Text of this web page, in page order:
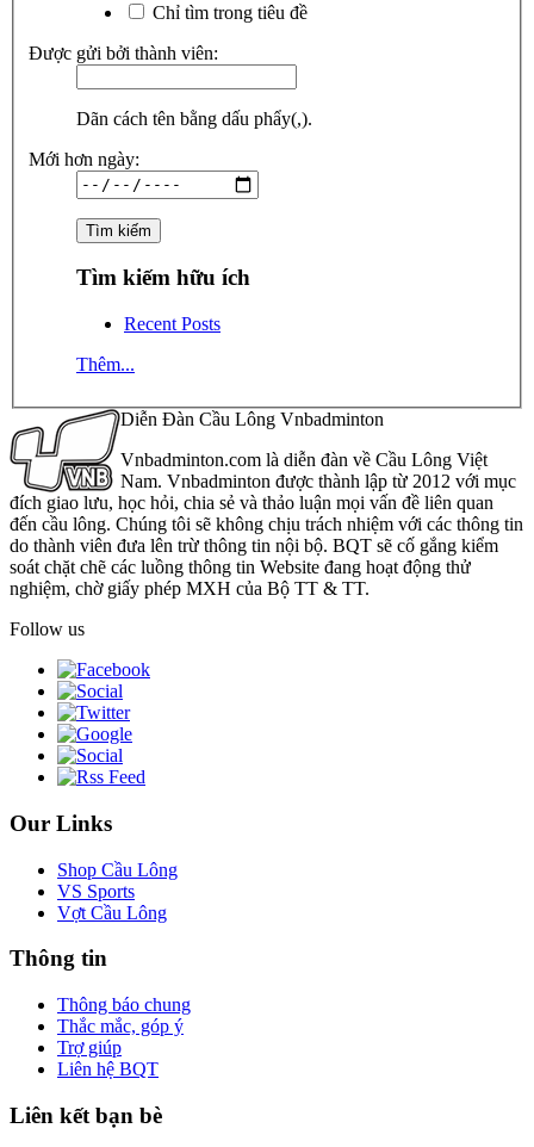
Chỉ tìm trong tiêu đề
Được gửi bởi thành viên:
Dãn cách tên bằng dấu phẩy(,).
Mới hơn ngày:
Tìm kiếm hữu ích
Recent Posts
Thêm...
Diễn Đàn Cầu Lông Vnbadminton
Vnbadminton.com là diễn đàn về Cầu Lông Việt
Nam. Vnbadminton được thành lập từ 2012 với mục
đích giao lưu, học hỏi, chia sẻ và thảo luận mọi vấn đề liên quan
đến cầu lông. Chúng tôi sẽ không chịu trách nhiệm với các thông tin
do thành viên đưa lên trừ thông tin nội bộ. BQT sẽ cố gắng kiểm
soát chặt chẽ các luồng thông tin Website đang hoạt động thử
nghiệm, chờ giấy phép MXH của Bộ TT & TT.
Follow us
Our Links
Shop Cầu Lông
VS Sports
Vợt Cầu Lông
Thông tin
Thông báo chung
Thắc mắc, góp ý
Trợ giúp
Liên hệ BQT
Liên kết bạn bè